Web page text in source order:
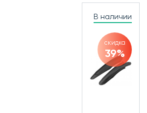
В наличии
скидка
39%